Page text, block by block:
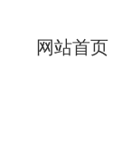
网站首页